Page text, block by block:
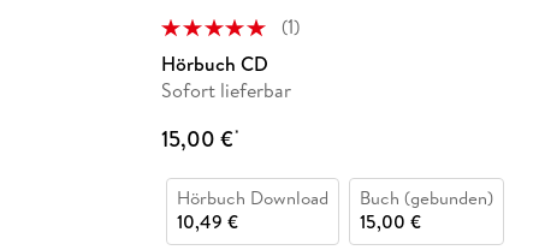
(1)
Hörbuch CD
Sofort lieferbar
15,00 €*
Hörbuch Download
10,49 €
Buch (gebunden)
15,00 €